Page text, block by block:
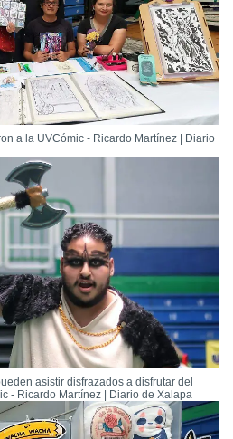
a la UVCómic - Ricardo Martínez | Diario
asistir disfrazados a disfrutar del
- Ricardo Martínez | Diario de Xalapa